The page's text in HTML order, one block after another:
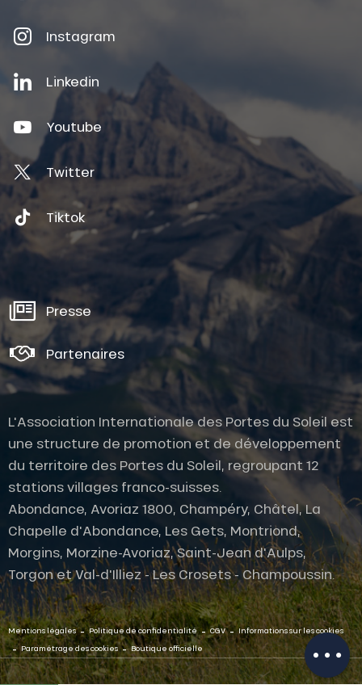
Description
Instagram
Linkedin
Youtube
Twitter
Tiktok
Presse
Partenaires
L'Association Internationale des Portes du Soleil est
une structure de promotion et de développement
du territoire des Portes du Soleil, regroupant 12
stations villages franco-suisses.
Abondance, Avoriaz 1800, Champéry, Châtel, La
Chapelle d'Abondance, Les Gets, Montriond,
Morgins, Morzine-Avoriaz, Saint-Jean d'Aulps,
Torgon et Val-d'Illiez - Les Crosets - Champoussin.
Mentions légales - Politique de confidentialité - CGV - Informations sur les cookies
- Paramétrage des cookies - Boutique officielle